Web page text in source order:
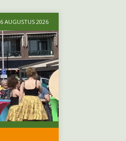
6 AUGUSTUS 2026